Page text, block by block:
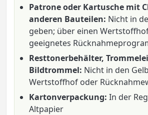
Patrone oder Kartusche mit
anderen Bauteilen: Nicht in
geben; über einen
geeignetes
Resttonerbehälter,
Bildtrommel: Nicht in den
Wertstoffhof oder
Kartonverpackung: In der
Altpapier